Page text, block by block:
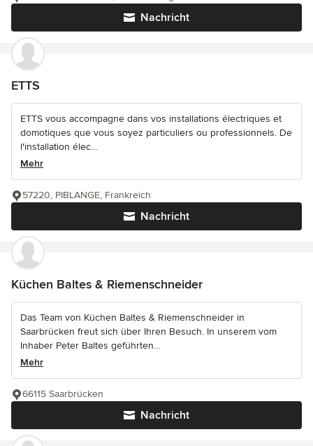
Nachricht
ETTS
ETTS vous accompagne dans vos installations électriques et
domotiques que vous soyez particuliers ou professionnels. De
l'installation élec...
Mehr
Nachricht
57220, PIBLANGE, Frankreich
Küchen Baltes & Riemenschneider
Das Team von Küchen Baltes & Riemenschneider in
Saarbrücken freut sich über Ihren Besuch. In unserem vom
Inhaber Peter Baltes geführten...
Mehr
Nachricht
66115 Saarbrücken